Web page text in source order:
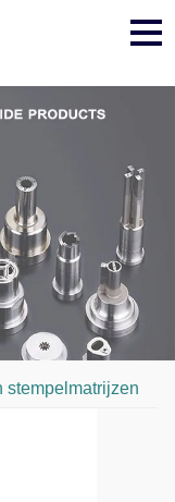
stempelmatrijzen